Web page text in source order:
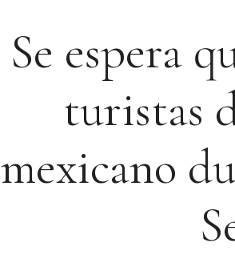
Se espera
turistas
mexicano